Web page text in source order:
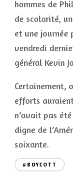
hommes de
de scolarité,
et une journée
vendredi
général Kevin
Certainement,
efforts
n’avait pas
digne de
soixante.
#BOYCOTT